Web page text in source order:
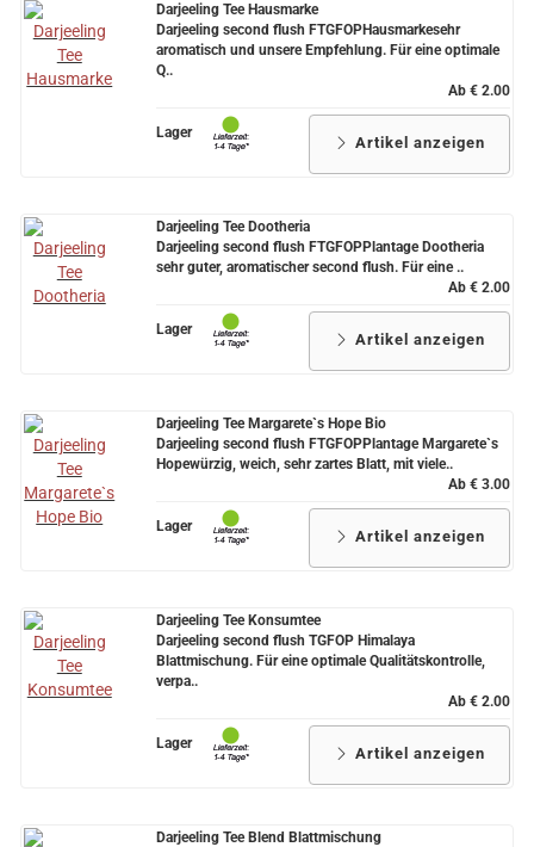
Darjeeling Tee Hausmarke
Darjeeling second flush FTGFOPHausmarkesehr
aromatisch und unsere Empfehlung. Für eine optimale
Q..
Ab € 2.00
Lager
Artikel anzeigen
Darjeeling Tee Dootheria
Darjeeling second flush FTGFOPPlantage Dootheria
sehr guter, aromatischer second flush. Für eine ..
Ab € 2.00
Lager
Artikel anzeigen
Darjeeling Tee Margarete`s Hope Bio
Darjeeling second flush FTGFOPPlantage Margarete`s
Hopewürzig, weich, sehr zartes Blatt, mit viele..
Ab € 3.00
Lager
Artikel anzeigen
Darjeeling Tee Konsumtee
Darjeeling second flush TGFOP Himalaya
Blattmischung. Für eine optimale Qualitätskontrolle,
verpa..
Ab € 2.00
Lager
Artikel anzeigen
Darjeeling Tee Blend Blattmischung